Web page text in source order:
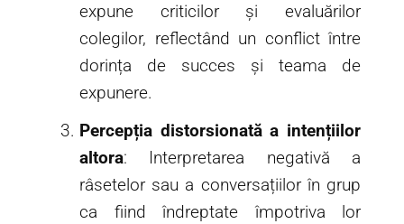
expune criticilor și evaluărilor
colegilor, reflectând un conflict între
dorința de succes și teama de
expunere.
Percepția distorsionată a intențiilor
altora: Interpretarea negativă a
râsetelor sau a conversațiilor în grup
ca fiind îndreptate împotriva lor